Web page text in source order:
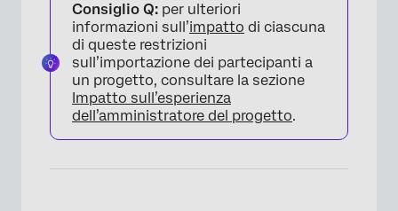
Consiglio Q: per ulteriori
informazioni sull’impatto di ciascuna
di queste restrizioni
sull’importazione dei partecipanti a
un progetto, consultare la sezione
Impatto sull’esperienza
dell’amministratore del progetto.